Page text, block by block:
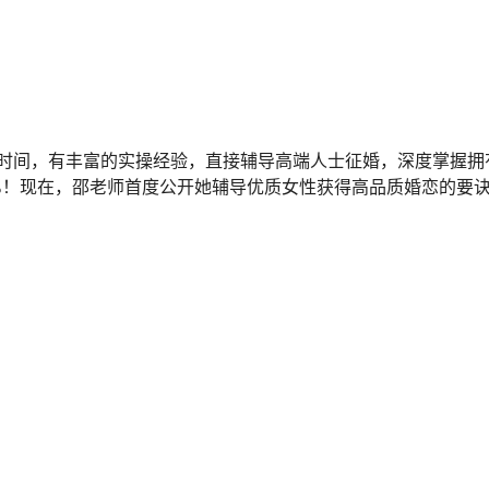
间，有丰富的实操经验，直接辅导高端人士征婚，深度掌握
现在，邵老师首度公开她辅导优质女性获得高品质婚恋的要